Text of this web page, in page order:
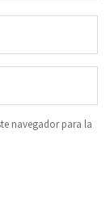
navegador para la